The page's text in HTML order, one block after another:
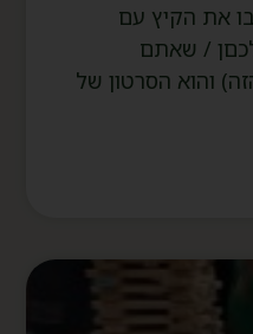
הקיץ עם
/ שאתם
הסרטון של